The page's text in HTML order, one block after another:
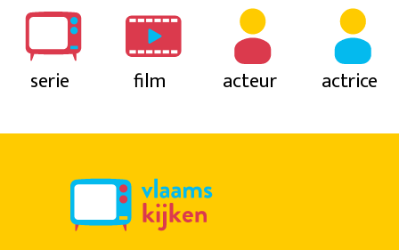
serie film acteur actrice